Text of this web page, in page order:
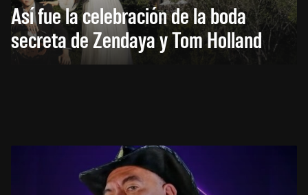
Así fue la celebración de la boda
secreta de Zendaya y Tom Holland